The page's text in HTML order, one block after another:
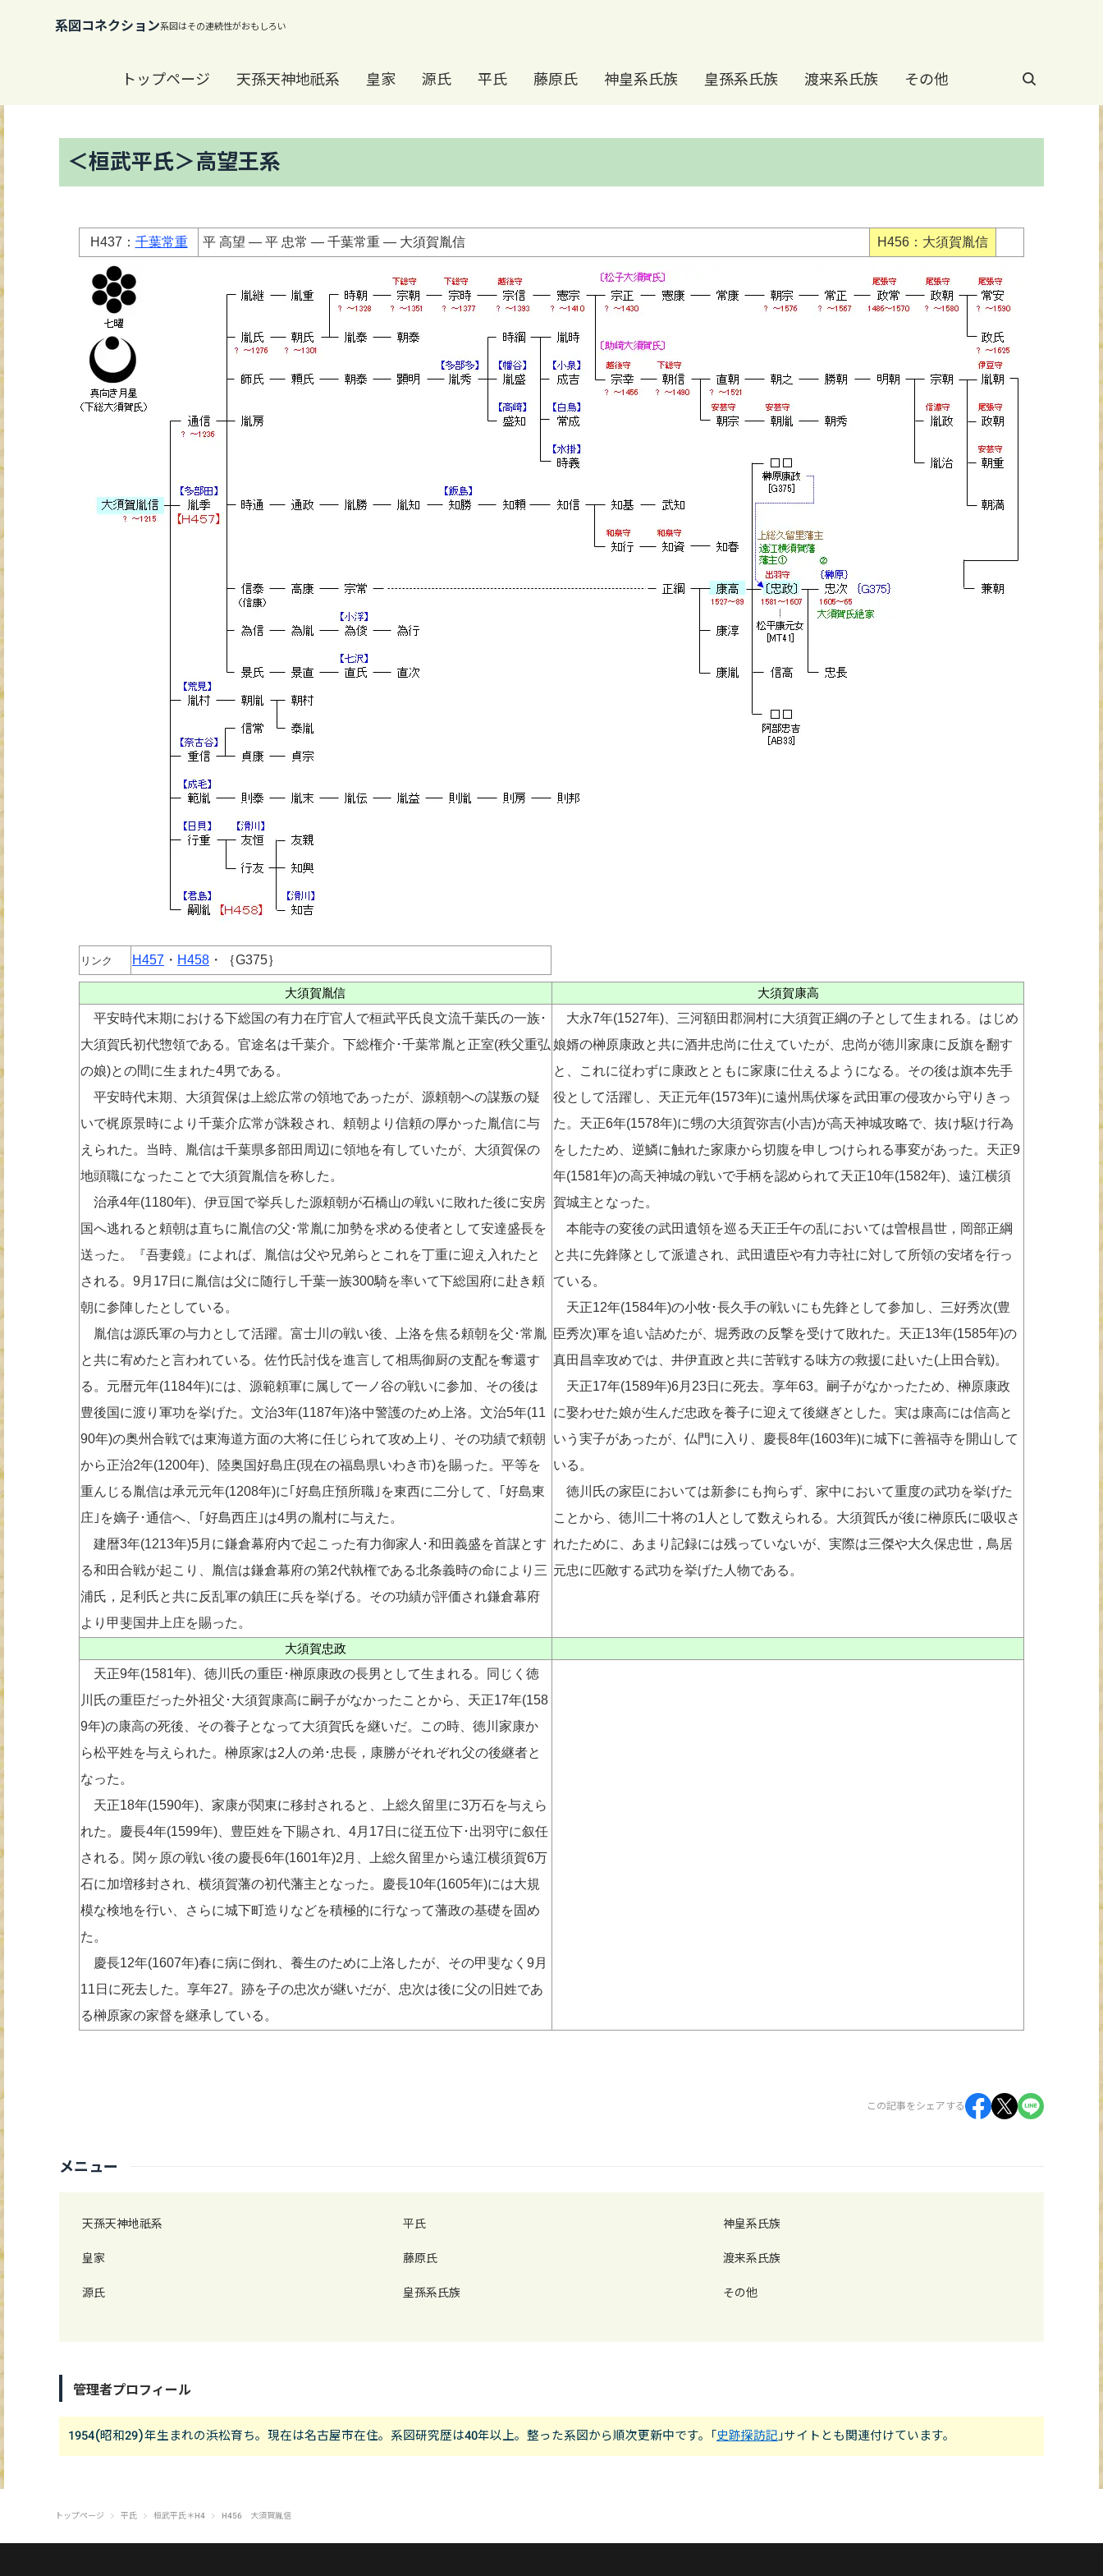
系図コネクション
トップページ 天孫天神地祇系 皇家 源氏 平氏 藤原氏 神皇系氏族 皇孫系氏族 渡来系氏族 その他
＜桓武平氏＞高望王系
H437： 千葉常重 平 高望 ― 平 忠常 ― 千葉常重 ― 大須賀胤信 H456：大須賀胤信
リンク H457 ・ H458 ・｛G375｝
大須賀胤信 大須賀康高
平安時代末期における下総国の有力在庁官人で桓武平氏良文流千葉氏の一族･
大須賀氏初代惣領である。官途名は千葉介。下総権介･千葉常胤と正室(秩父重弘
の娘)との間に生まれた4男である。
平安時代末期、大須賀保は上総広常の領地であったが、源頼朝への謀叛の疑
いで梶原景時により千葉介広常が誅殺され、頼朝より信頼の厚かった胤信に与
えられた。当時、胤信は千葉県多部田周辺に領地を有していたが、大須賀保の
地頭職になったことで大須賀胤信を称した。
治承4年(1180年)、伊豆国で挙兵した源頼朝が石橋山の戦いに敗れた後に安房
国へ逃れると頼朝は直ちに胤信の父･常胤に加勢を求める使者として安達盛長を
送った。『吾妻鏡』によれば、胤信は父や兄弟らとこれを丁重に迎え入れたと
される。9月17日に胤信は父に随行し千葉一族300騎を率いて下総国府に赴き頼
朝に参陣したとしている。
胤信は源氏軍の与力として活躍。富士川の戦い後、上洛を焦る頼朝を父･常胤
と共に宥めたと言われている。佐竹氏討伐を進言して相馬御厨の支配を奪還す
る。元暦元年(1184年)には、源範頼軍に属して一ノ谷の戦いに参加、その後は
豊後国に渡り軍功を挙げた。文治3年(1187年)洛中警護のため上洛。文治5年(11
90年)の奥州合戦では東海道方面の大将に任じられて攻め上り、その功績で頼朝
から正治2年(1200年)、陸奥国好島庄(現在の福島県いわき市)を賜った。平等を
重んじる胤信は承元元年(1208年)に｢好島庄預所職｣を東西に二分して、｢好島東
庄｣を嫡子･通信へ、｢好島西庄｣は4男の胤村に与えた。
建暦3年(1213年)5月に鎌倉幕府内で起こった有力御家人･和田義盛を首謀とす
る和田合戦が起こり、胤信は鎌倉幕府の第2代執権である北条義時の命により三
浦氏，足利氏と共に反乱軍の鎮圧に兵を挙げる。その功績が評価され鎌倉幕府
より甲斐国井上庄を賜った。
大永7年(1527年)、三河額田郡洞村に大須賀正綱の子として生まれる。はじめ
娘婿の榊原康政と共に酒井忠尚に仕えていたが、忠尚が徳川家康に反旗を翻す
と、これに従わずに康政とともに家康に仕えるようになる。その後は旗本先手
役として活躍し、天正元年(1573年)に遠州馬伏塚を武田軍の侵攻から守りきっ
た。天正6年(1578年)に甥の大須賀弥吉(小吉)が高天神城攻略で、抜け駆け行為
をしたため、逆鱗に触れた家康から切腹を申しつけられる事変があった。天正9
年(1581年)の高天神城の戦いで手柄を認められて天正10年(1582年)、遠江横須
賀城主となった。
本能寺の変後の武田遺領を巡る天正壬午の乱においては曽根昌世，岡部正綱
と共に先鋒隊として派遣され、武田遺臣や有力寺社に対して所領の安堵を行っ
ている。
天正12年(1584年)の小牧･長久手の戦いにも先鋒として参加し、三好秀次(豊
臣秀次)軍を追い詰めたが、堀秀政の反撃を受けて敗れた。天正13年(1585年)の
真田昌幸攻めでは、井伊直政と共に苦戦する味方の救援に赴いた(上田合戦)。
天正17年(1589年)6月23日に死去。享年63。嗣子がなかったため、榊原康政
に娶わせた娘が生んだ忠政を養子に迎えて後継ぎとした。実は康高には信高と
いう実子があったが、仏門に入り、慶長8年(1603年)に城下に善福寺を開山して
いる。
徳川氏の家臣においては新参にも拘らず、家中において重度の武功を挙げた
ことから、徳川二十将の1人として数えられる。大須賀氏が後に榊原氏に吸収さ
れたために、あまり記録には残っていないが、実際は三傑や大久保忠世，鳥居
元忠に匹敵する武功を挙げた人物である。
大須賀忠政
天正9年(1581年)、徳川氏の重臣･榊原康政の長男として生まれる。同じく徳
川氏の重臣だった外祖父･大須賀康高に嗣子がなかったことから、天正17年(158
9年)の康高の死後、その養子となって大須賀氏を継いだ。この時、徳川家康か
ら松平姓を与えられた。榊原家は2人の弟･忠長，康勝がそれぞれ父の後継者と
なった。
天正18年(1590年)、家康が関東に移封されると、上総久留里に3万石を与えら
れた。慶長4年(1599年)、豊臣姓を下賜され、4月17日に従五位下･出羽守に叙任
される。関ヶ原の戦い後の慶長6年(1601年)2月、上総久留里から遠江横須賀6万
石に加増移封され、横須賀藩の初代藩主となった。慶長10年(1605年)には大規
模な検地を行い、さらに城下町造りなどを積極的に行なって藩政の基礎を固め
た。
慶長12年(1607年)春に病に倒れ、養生のために上洛したが、その甲斐なく9月
11日に死去した。享年27。跡を子の忠次が継いだが、忠次は後に父の旧姓であ
る榊原家の家督を継承している。
この記事をシェアする
メニュー
天孫天神地祇系
皇家
源氏
平氏
藤原氏
皇孫系氏族
神皇系氏族
渡来系氏族
その他
管理者プロフィール
1954(昭和29)年生まれの浜松育ち。現在は名古屋市在住。系図研究歴は40年以上。整った系図から順次更新中です。｢史跡探訪記 ｣サイトとも関連付けています。
トップページ 平氏 桓武平氏＊H4 H456 大須賀胤信